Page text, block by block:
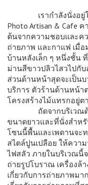
เรากำลังนั่งอยู่ในบ
Photo Artisan & Cafe ค
ต้นจากความชอบและค
ถ่ายภาพ และกาแฟ เมื่
บ้านหลังเล็ก ๆ หนึ่งชั้น
ม่านสีขาวปลิวไสวไปกับ
ส่วนด้านหน้าสุดจะเป็น
บริการ ตัวร้านด้านหน้า
โครงสร้างไม้แทรกอยู่
ถัดจากบริเวณด้าน
ขนาดยาวและที่นั่งสำห
โซนนี้พื้นและเพดานจะ
สไตล์ปูนเปลือย ให้ควา
ไฟสลัว ภายในบริเวณนี้
ถ่ายรูปโบราณ เครื่องล้
เกี่ยวกับการถ่ายภาพม